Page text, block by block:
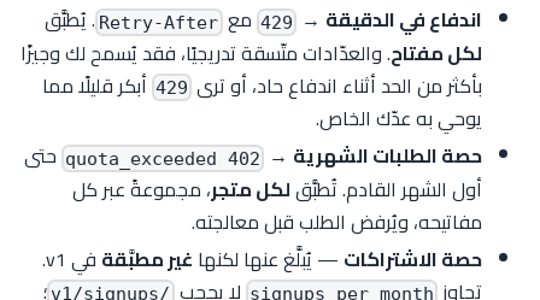
اندفاع في الدقيقة →
429 مع Retry-After . يُطبَّق
لكل مفتاح. والعدّادات متّسقة تدريجيًا، فقد يُسمح لك وجيزًا
بأكثر من الحد أثناء اندفاع حاد، أو ترى 429 أبكر قليلًا مما
يوحي به عدّك الخاص.
حصة الطلبات الشهرية →
402 quota_exceeded
حتى
أول الشهر القادم. تُطبَّقلكل متجر، مجموعةً عبر كل
مفاتيحه، ويُرفض الطلب قبل معالجته.
حصة الاشتراكات — يُبلَّغ عنها لكنها غير مطبَّقة
في v1.
تجاوز signups_per_month لا يحجب /v1/signups
؛